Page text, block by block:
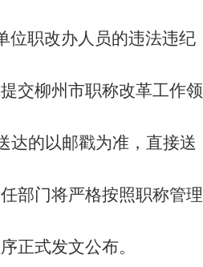
位职改办人员的违法违纪
交柳州市职称改革工作领
达的以邮戳为准，直接送
部门将严格按照职称管理
正式发文公布。